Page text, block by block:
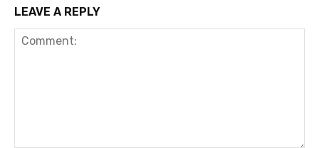
LEAVE A REPLY